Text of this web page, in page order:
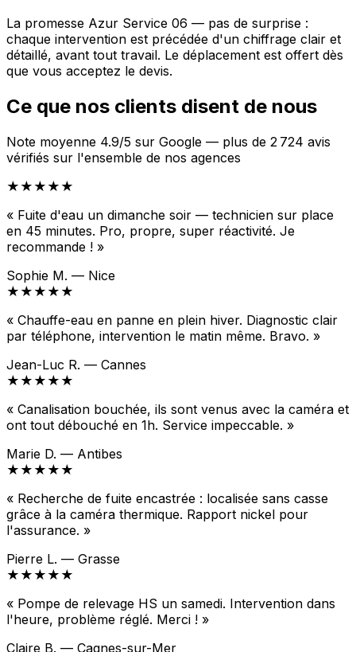
La promesse Azur Service 06 — pas de surprise :
chaque intervention est précédée d'un chiffrage clair et
détaillé, avant tout travail. Le déplacement est offert dès
que vous acceptez le devis.
Ce que nos clients disent de nous
Note moyenne 4.9/5 sur Google — plus de 2 724 avis
vérifiés sur l'ensemble de nos agences
★★★★★
« Fuite d'eau un dimanche soir — technicien sur place
en 45 minutes. Pro, propre, super réactivité. Je
recommande ! »
Sophie M. — Nice
★★★★★
« Chauffe-eau en panne en plein hiver. Diagnostic clair
par téléphone, intervention le matin même. Bravo. »
Jean-Luc R. — Cannes
★★★★★
« Canalisation bouchée, ils sont venus avec la caméra et
ont tout débouché en 1h. Service impeccable. »
Marie D. — Antibes
★★★★★
« Recherche de fuite encastrée : localisée sans casse
grâce à la caméra thermique. Rapport nickel pour
l'assurance. »
Pierre L. — Grasse
★★★★★
« Pompe de relevage HS un samedi. Intervention dans
l'heure, problème réglé. Merci ! »
Claire B. — Cagnes-sur-Mer